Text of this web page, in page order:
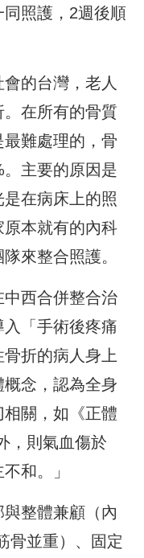
照護， 2週後順
的台灣， 老人
在所有的骨質
難處理的，骨
主要的原因是
是在病床上的照
本就有的內科
來整合照護。
中西合併整合治
「 手術後疼痛
折的病人身上
念， 認為全身
關，如《正體
，則氣血傷於
和。」
整體兼顧（內
骨並重）、固定